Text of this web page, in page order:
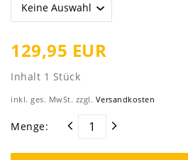
129,95 EUR
Inhalt 1 Stück
inkl. ges. MwSt. zzgl. Versandkosten
Menge: